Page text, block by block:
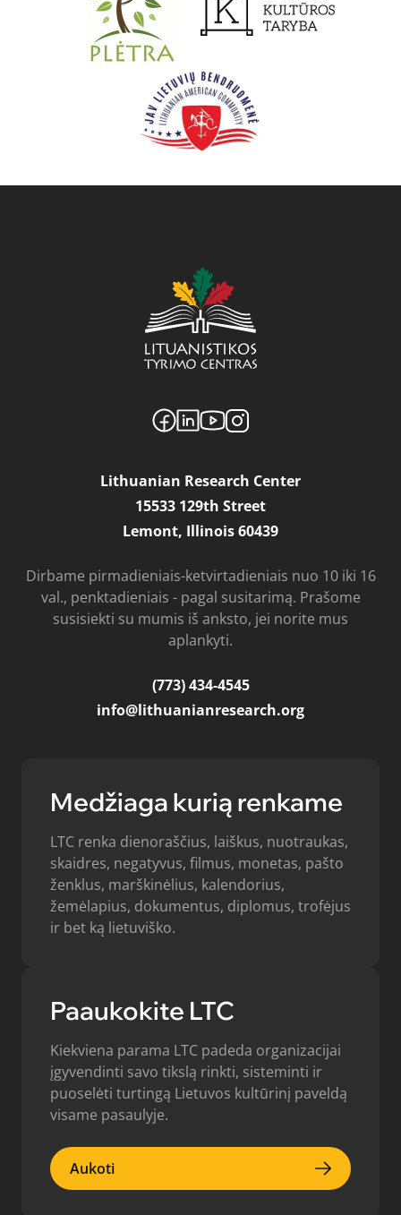
Lithuanian Research Center
15533 129th Street
Lemont, Illinois 60439
Dirbame pirmadieniais-ketvirtadieniais nuo 10 iki 16
val., penktadieniais - pagal susitarimą. Prašome
susisiekti su mumis iš anksto, jei norite mus
aplankyti.
(773) 434-4545
info@lithuanianresearch.org
Medžiaga kurią renkame
LTC renka dienoraščius, laiškus, nuotraukas,
skaidres, negatyvus, filmus, monetas, pašto
ženklus, marškinėlius, kalendorius,
žemėlapius, dokumentus, diplomus, trofėjus
ir bet ką lietuviško.
Paaukokite LTC
Kiekviena parama LTC padeda organizacijai
įgyvendinti savo tikslą rinkti, sisteminti ir
puoselėti turtingą Lietuvos kultūrinį paveldą
visame pasaulyje.
Aukoti